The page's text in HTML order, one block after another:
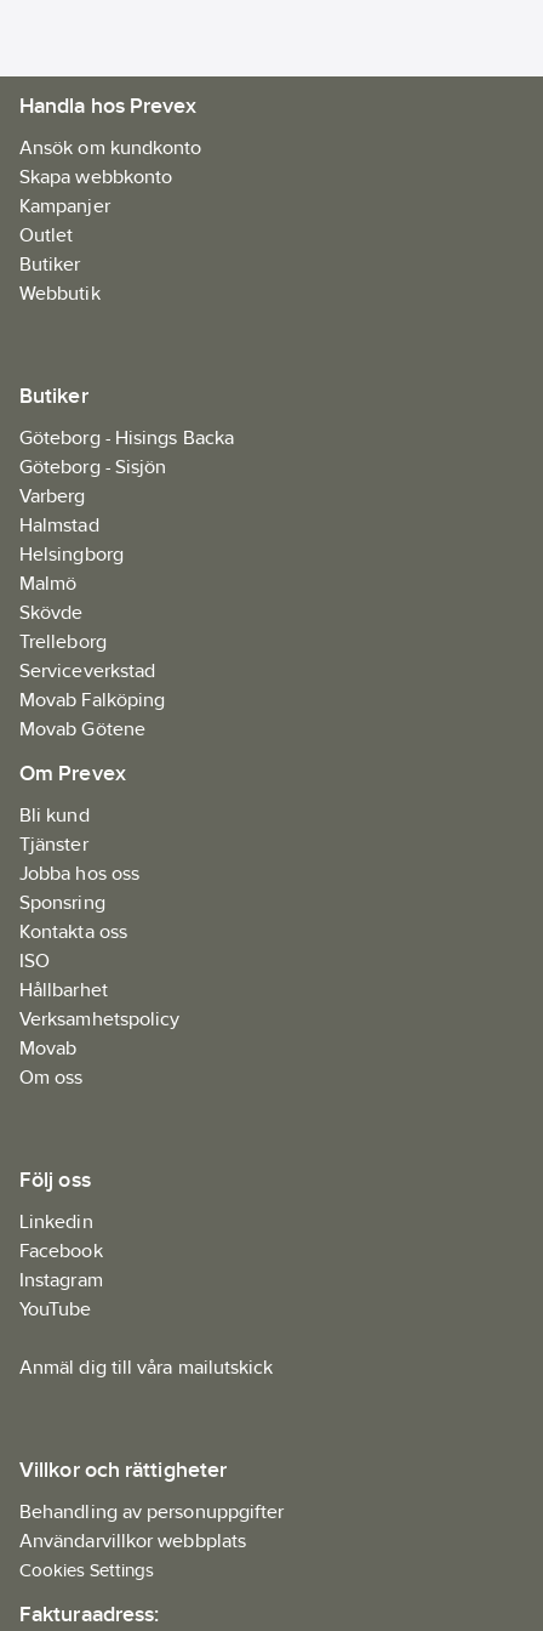
Handla hos Prevex
Ansök om kundkonto
Skapa webbkonto
Kampanjer
Outlet
Butiker
Webbutik
Butiker
Göteborg - Hisings Backa
Göteborg - Sisjön
Varberg
Halmstad
Helsingborg
Malmö
Skövde
Trelleborg
Serviceverkstad
Movab Falköping
Movab Götene
Om Prevex
Bli kund
Tjänster
Jobba hos oss
Sponsring
Kontakta oss
ISO
Hållbarhet
Verksamhetspolicy
Movab
Om oss
Följ oss
Linkedin
Facebook
Instagram
YouTube
Anmäl dig till våra mailutskick
Villkor och rättigheter
Behandling av personuppgifter
Användarvillkor webbplats
Cookies Settings
Fakturaadress: